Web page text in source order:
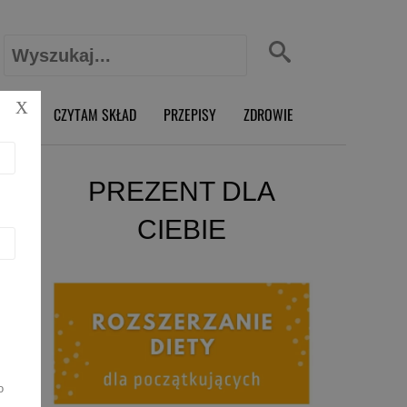
Szukaj:
RD CZYTAM SKŁAD PRZEPISY ZDROWIE
PREZENT DLA
CIEBIE
X